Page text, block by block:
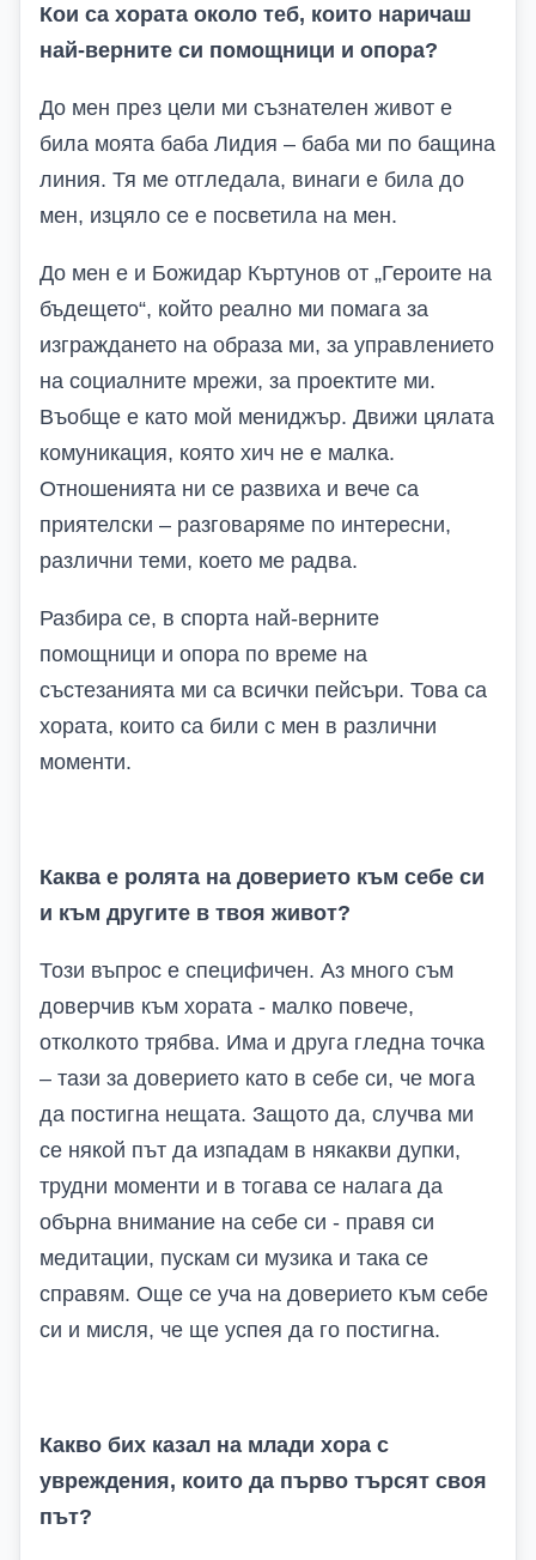
Кои са хората около теб, които наричаш
най-верните си помощници и опора?
До мен през цели ми съзнателен живот е
била моята баба Лидия – баба ми по бащина
линия. Тя ме отгледала, винаги е била до
мен, изцяло се е посветила на мен.
До мен е и Божидар Къртунов от „Героите на
бъдещето“, който реално ми помага за
изграждането на образа ми, за управлението
на социалните мрежи, за проектите ми.
Въобще е като мой мениджър. Движи цялата
комуникация, която хич не е малка.
Отношенията ни се развиха и вече са
приятелски – разговаряме по интересни,
различни теми, което ме радва.
Разбира се, в спорта най-верните
помощници и опора по време на
състезанията ми са всички пейсъри. Това са
хората, които са били с мен в различни
моменти.
Каква е ролята на доверието към себе си
и към другите в твоя живот?
Този въпрос е специфичен. Аз много съм
доверчив към хората - малко повече,
отколкото трябва. Има и друга гледна точка
– тази за доверието като в себе си, че мога
да постигна нещата. Защото да, случва ми
се някой път да изпадам в някакви дупки,
трудни моменти и в тогава се налага да
обърна внимание на себе си - правя си
медитации, пускам си музика и така се
справям. Още се уча на доверието към себе
си и мисля, че ще успея да го постигна.
Какво бих казал на млади хора с
увреждения, които да първо търсят своя
път?